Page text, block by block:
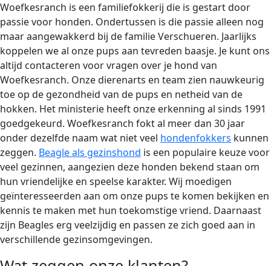
Woefkesranch is een familiefokkerij die is gestart door
passie voor honden. Ondertussen is die passie alleen nog
maar aangewakkerd bij de familie Verschueren. Jaarlijks
koppelen we al onze pups aan tevreden baasje. Je kunt ons
altijd contacteren voor vragen over je hond van
Woefkesranch. Onze dierenarts en team zien nauwkeurig
toe op de gezondheid van de pups en netheid van de
hokken. Het ministerie heeft onze erkenning al sinds 1991
goedgekeurd. Woefkesranch fokt al meer dan 30 jaar
onder dezelfde naam wat niet veel hondenfokkers kunnen
zeggen. Beagle als gezinshond is een populaire keuze voor
veel gezinnen, aangezien deze honden bekend staan om
hun vriendelijke en speelse karakter. Wij moedigen
geïnteresseerden aan om onze pups te komen bekijken en
kennis te maken met hun toekomstige vriend. Daarnaast
zijn Beagles erg veelzijdig en passen ze zich goed aan in
verschillende gezinsomgevingen.